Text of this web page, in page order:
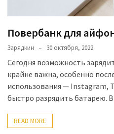
Повербанк для
Зарядкин 30 октября, 2022
Сегодня возможность
крайне важна, особенно
использования — Instagram,
быстро разрядить батарею.
READ MORE